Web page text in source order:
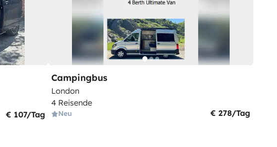
€ 107/Tag
Campingbus
London
4 Reisende
Neu € 278/Tag